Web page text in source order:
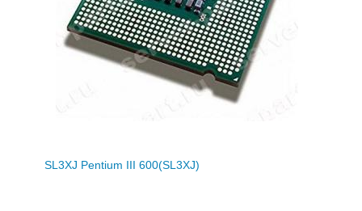
SL3XJ Pentium III 600(SL3XJ)